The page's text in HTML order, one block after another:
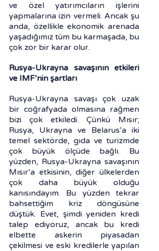
ve özel yatırımcıların işlerini
yapmalarına izin vermeli. Ancak şu
anda, özellikle ekonomik arenada
yaşadığımız tüm bu karmaşada, bu
çok zor bir karar olur.
Rusya-Ukrayna savaşının etkileri
ve IMF’nin şartları
Rusya-Ukrayna savaşı çok uzak
bir coğrafyada olmasına rağmen
bizi çok etkiledi. Çünkü Mısır;
Rusya, Ukrayna ve Belarus’a iki
temel sektörde, gıda ve turizmde
çok büyük ölçüde bağlı. Bu
yüzden, Rusya-Ukrayna savaşının
Mısır’a etkisinin, diğer ülkelerden
çok daha büyük olduğu
kanısındayım. Bu yüzden tekrar
bahsettiğim kriz döngüsüne
düştük. Evet, şimdi yeniden kredi
talep ediyoruz, ancak bu kredi
elbette askerin piyasadan
çekilmesi ve eski kredilerle yapılan